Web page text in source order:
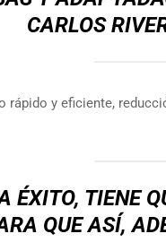
CARLOS
rápido y eficiente,
ÉXITO, TIENE
QUE ASÍ,